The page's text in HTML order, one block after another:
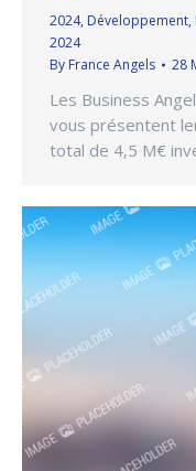
2024, Développement,
2024
By France Angels 28
Les Business
vous présentent
total de 4,5 M€